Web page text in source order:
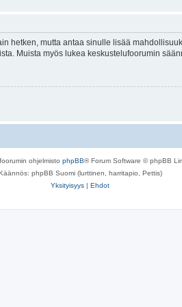
hetken, mutta antaa sinulle lisää
Muista myös lukea keskustelufoorumin
ohjelmisto phpBB® Forum Software © phpBB
phpBB Suomi (lurttinen, harritapio, Pettis)
Yksityisyys | Ehdot